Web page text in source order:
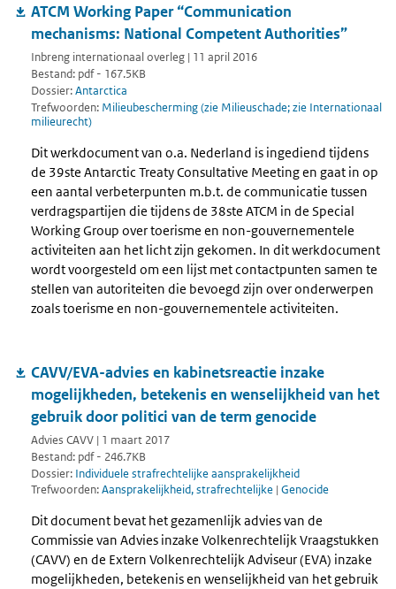
ATCM Working Paper “Communication
mechanisms: National Competent Authorities”
Inbreng internationaal overleg | 11 april 2016
Bestand: pdf - 167.5KB
Dossier:Antarctica
Trefwoorden: Milieubescherming (zie Milieuschade; zie Internationaal
milieurecht)
Dit werkdocument van o.a. Nederland is ingediend tijdens
de 39ste Antarctic Treaty Consultative Meeting en gaat in op
een aantal verbeterpunten m.b.t. de communicatie tussen
verdragspartijen die tijdens de 38ste ATCM in de Special
Working Group over toerisme en non-gouvernementele
activiteiten aan het licht zijn gekomen. In dit werkdocument
wordt voorgesteld om een lijst met contactpunten samen te
stellen van autoriteiten die bevoegd zijn over onderwerpen
zoals toerisme en non-gouvernementele activiteiten.
CAVV/EVA-advies en kabinetsreactie inzake
mogelijkheden, betekenis en wenselijkheid van het
gebruik door politici van de term genocide
Advies CAVV | 1 maart 2017
Bestand: pdf - 246.7KB
Dossier: Individuele strafrechtelijke aansprakelijkheid
Trefwoorden:Aansprakelijkheid, strafrechtelijke | Genocide
Dit document bevat het gezamenlijk advies van de
Commissie van Advies inzake Volkenrechtelijk Vraagstukken
(CAVV) en de Extern Volkenrechtelijk Adviseur (EVA) inzake
mogelijkheden, betekenis en wenselijkheid van het gebruik